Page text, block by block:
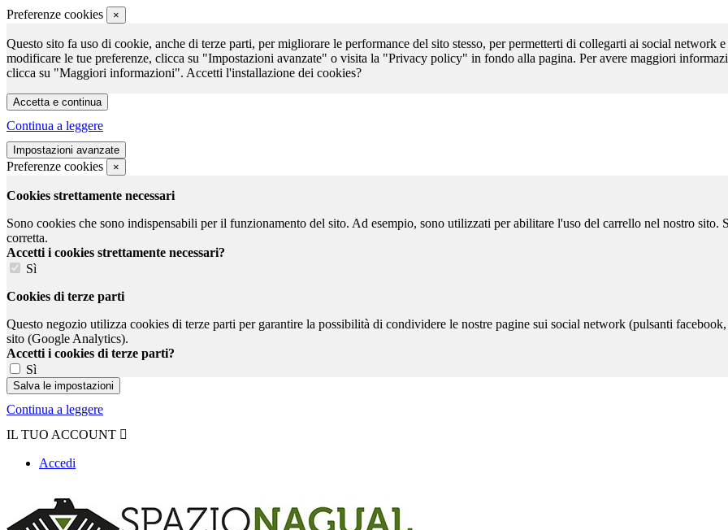
Preferenze cookies ×
Questo sito fa uso di cookie, anche di terze parti, per migliorare le performance del sito stesso, per permetterti di collegarti ai social network
modificare le tue preferenze, clicca su "Impostazioni avanzate" o visita la "Privacy policy" in fondo alla pagina. Per avere maggiori
clicca su "Maggiori informazioni". Accetti l'installazione dei cookies?
Continua a leggere
Preferenze cookies ×
Cookies strettamente necessari
Sono cookies che sono indispensabili per il funzionamento del sito. Ad esempio, sono utilizzati per abilitare l'uso del carrello nel nostro sito.
corretta.
Accetti i cookies strettamente necessari?
Sì
Cookies di terze parti
Questo negozio utilizza cookies di terze parti per garantire la possibilità di condividere le nostre pagine sui social network (pulsanti
sito (Google Analytics).
Accetti i cookies di terze parti?
Sì
Continua a leggere
IL TUO ACCOUNT 
Accedi